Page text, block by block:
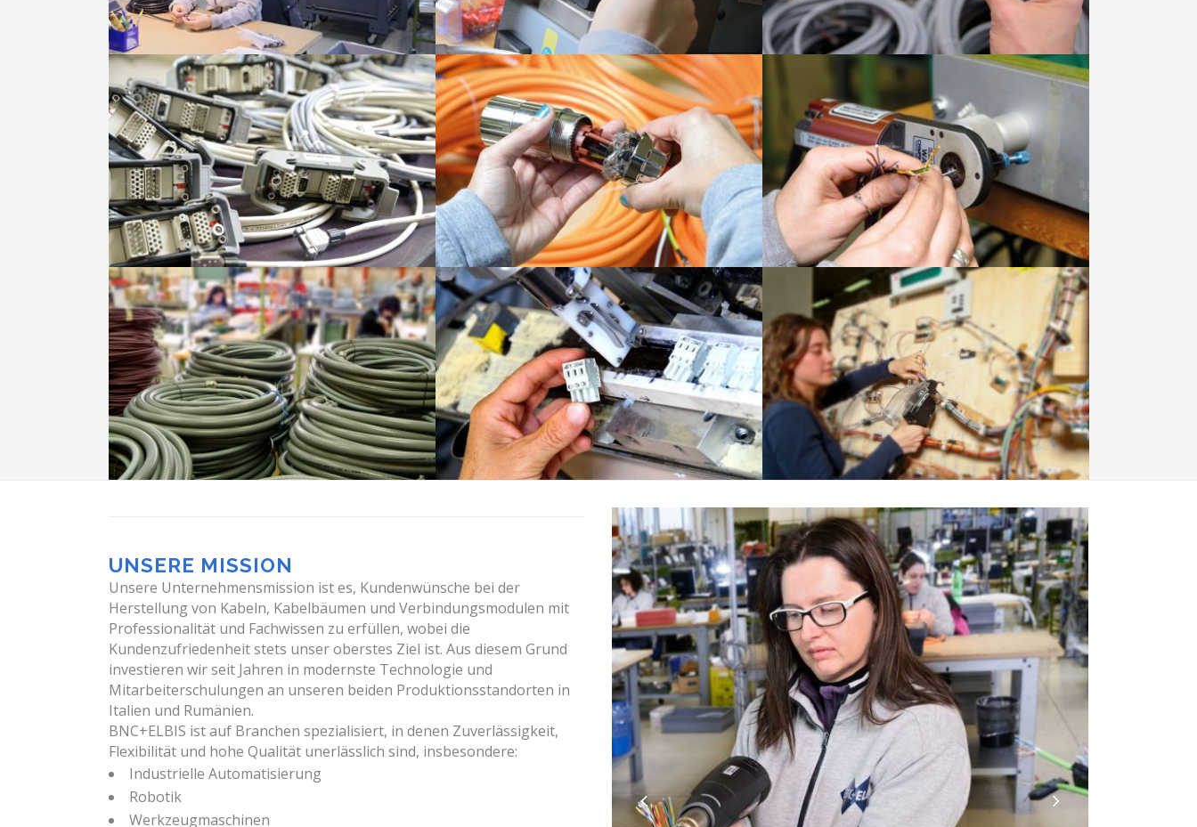
UNSERE MISSION
Unsere Unternehmensmission ist es, Kundenwünsche bei der
Herstellung von Kabeln, Kabelbäumen und Verbindungsmodulen mit
Professionalität und Fachwissen zu erfüllen, wobei die
Kundenzufriedenheit stets unser oberstes Ziel ist. Aus diesem Grund
investieren wir seit Jahren in modernste Technologie und
Mitarbeiterschulungen an unseren beiden Produktionsstandorten in
Italien und Rumänien.
BNC+ELBIS ist auf Branchen spezialisiert, in denen Zuverlässigkeit,
Flexibilität und hohe Qualität unerlässlich sind, insbesondere:
Industrielle Automatisierung
Robotik
Werkzeugmaschinen